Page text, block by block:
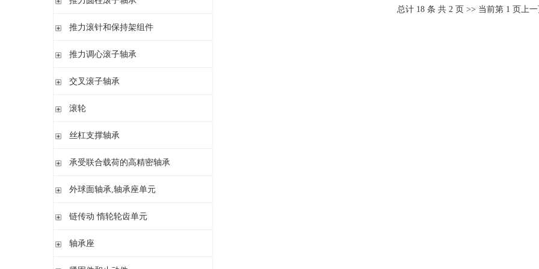
滚针/ 推力球轴承 无内圈 带或不带外罩
滚针/ 推力圆柱滚子轴承 无内圈 带或不带外罩
内圈 无润滑孔
推力圆柱滚子轴承 保持架组件 推力轴承垫圈
推力滚针和保持架组件
推力滚针和保持架组件 推力轴承垫圈
与向心滚针轴承 组合使用
推力调心滚子轴承
推力调心滚子轴承
交叉滚子轴承
交叉滚子轴承
滚轮
支承型滚轮
球轴承滚轮
丝杠支撑轴承
推力角接触球轴承
密封组件 精密锁紧螺母
承受联合载荷的高精密轴承
推力/向心轴承
外球面轴承,轴承座单元
外球面轴承
链传动 惰轮轮齿单元
链传动 惰轮轮齿单元
轴承座
立式轴承座SNV,剖分用于带紧定套的圆锥孔轴承
总计 18 条 共 2 页 >> 当前第 1 页上一